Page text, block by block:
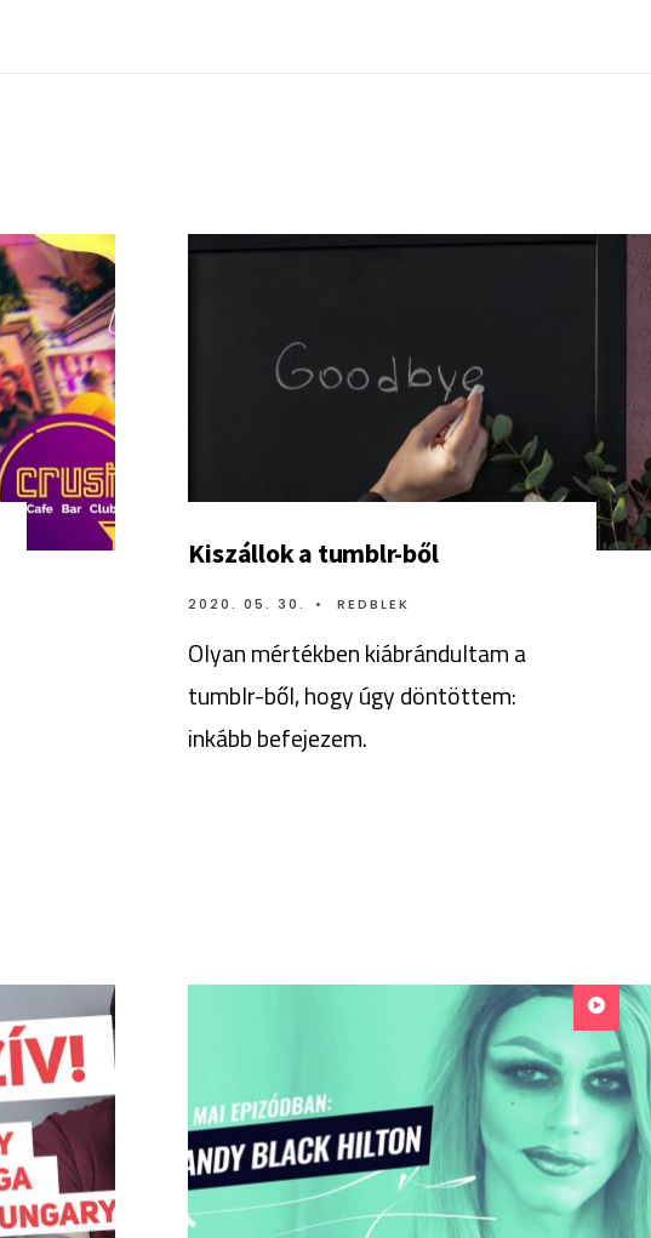
Kiszállok a tumblr-ből
2020. 05. 30. • REDBLEK
Olyan mértékben kiábrándultam a
tumblr-ből, hogy úgy döntöttem:
inkább befejezem.